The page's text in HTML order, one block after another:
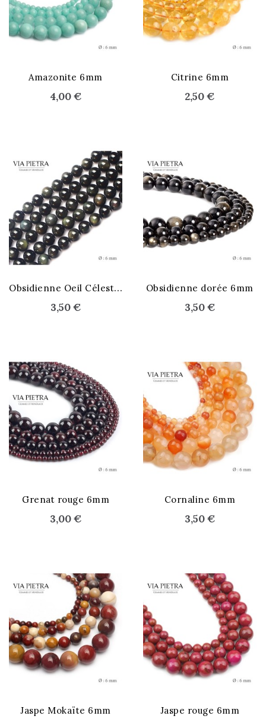
Amazonite 6mm
4,00 €
Citrine 6mm
2,50 €
O
bsidienne Oeil Céleste 6mm
3,50 €
Obsidienne dorée 6mm
3,50 €
Grenat rouge 6mm
3,00 €
Cornaline 6mm
3,50 €
Jaspe Mokaïte 6mm Jaspe rouge 6mm